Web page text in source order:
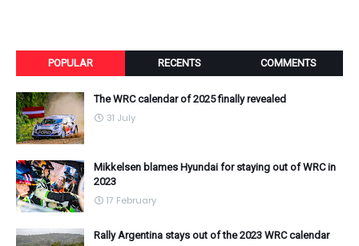
POPULAR RECENTS COMMENTS
The WRC calendar of 2025 finally revealed
31 July
Mikkelsen blames Hyundai for staying out of WRC in
2023
17 February
Rally Argentina stays out of the 2023 WRC calendar